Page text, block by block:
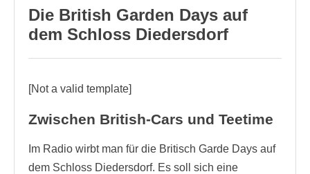
Inhalt
springen
Die British Garden Days auf
dem Schloss Diedersdorf
[Not a valid template]
Zwischen British-Cars und Teetime
Im Radio wirbt man für die Britisch Garde Days auf
dem Schloss Diedersdorf. Es soll sich eine